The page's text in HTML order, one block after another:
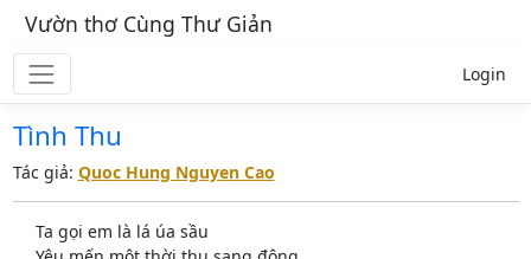
Vườn thơ Cùng Thư Giản
Login
Tình Thu
Tác giả: Quoc Hung Nguyen Cao
Ta gọi em là lá úa sầu